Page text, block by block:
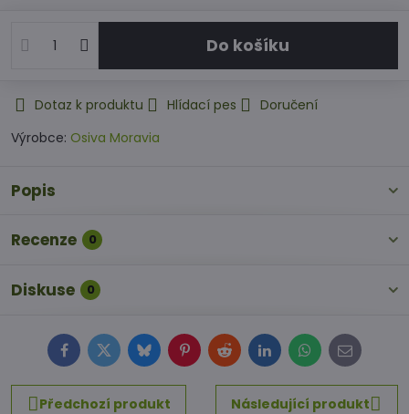
Do košíku
Dotaz k produktu Hlídací pes
Doručení
Výrobce: Osiva Moravia
Popis
Recenze 0
Diskuse 0
FacebookTwitterBlueskyPinterestRedditLinkedInWhatsApp
E-
mail
Předchozí produkt
Následující produkt